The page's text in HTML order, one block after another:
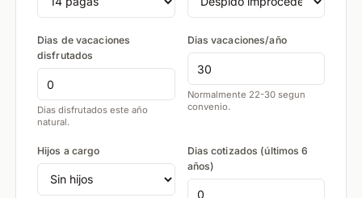
Dias de vacaciones
disfrutados
Dias disfrutados este año
natural.
Dias vacaciones/año
Normalmente 22-30 segun
convenio.
Hijos a cargo
Dias cotizados (últimos 6
años)